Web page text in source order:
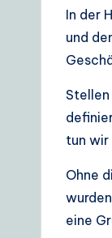
ft
w
In der
und
tun wir
Ohne
eine